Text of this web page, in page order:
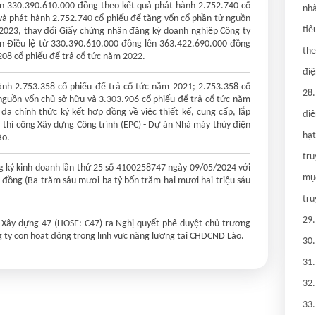
330.390.610.000 đồng theo kết quả phát hành 2.752.740 cổ
phát hành 2.752.740 cổ phiếu để tăng vốn cổ phần từ nguồn
thay đổi Giấy chứng nhận đăng ký doanh nghiệp Công ty
Điều lệ từ 330.390.610.000 đồng lên 363.422.690.000 đồng
cổ phiếu để trả cổ tức năm 2022.
2.753.358 cổ phiếu để trả cổ tức năm 2021; 2.753.358 cổ
vốn chủ sở hữu và 3.303.906 cổ phiếu để trả cổ tức năm
chính thức ký kết hợp đồng về việc thiết kế, cung cấp, lắp
công Xây dựng Công trình (EPC) - Dự án Nhà máy thủy điện
ký kinh doanh lần thứ 25 số 4100258747 ngày 09/05/2024 với
(Ba trăm sáu mươi ba tỷ bốn trăm hai mươi hai triệu sáu
dựng 47 (HOSE: C47) ra Nghị quyết phê duyệt chủ trương
con hoạt động trong lĩnh vực năng lượng tại CHDCND Lào.